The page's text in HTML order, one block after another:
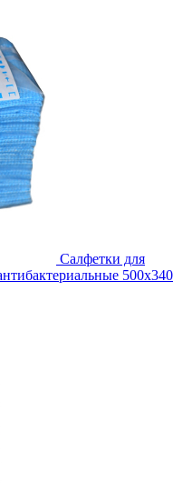
Салфетки для
500х340